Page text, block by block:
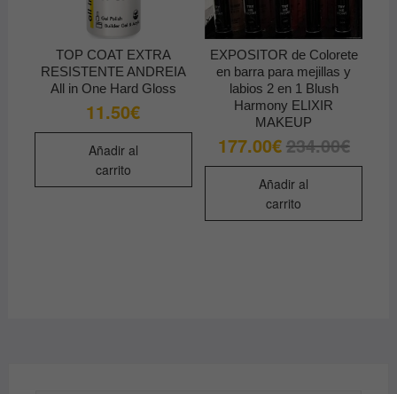
TOP COAT EXTRA
RESISTENTE ANDREIA
All in One Hard Gloss
11.50€
Añadir al
carrito
EXPOSITOR de Colorete
en barra para mejillas y
labios 2 en 1 Blush
Harmony ELIXIR
MAKEUP
234.00€El
precio
original
177.00€ El
precio
actual
Añadir al
carrito